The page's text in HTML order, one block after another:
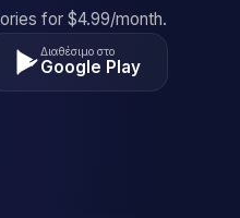
for $4.99/month.
Διαθέσιμο στο
Google Play